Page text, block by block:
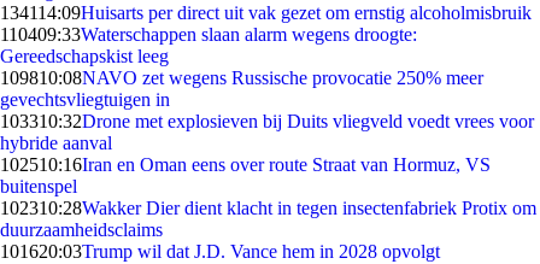
134114:09Huisarts per direct uit vak gezet om ernstig alcoholmisbruik
110409:33Waterschappen slaan alarm wegens droogte:
Gereedschapskist leeg
109810:08NAVO zet wegens Russische provocatie 250% meer
gevechtsvliegtuigen in
103310:32Drone met explosieven bij Duits vliegveld voedt vrees voor
hybride aanval
102510:16Iran en Oman eens over route Straat van Hormuz, VS
buitenspel
102310:28Wakker Dier dient klacht in tegen insectenfabriek Protix om
duurzaamheidsclaims
101620:03Trump wil dat J.D. Vance hem in 2028 opvolgt